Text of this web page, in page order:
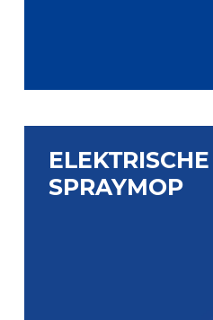
ELEKTRISCHE
SPRAYMOP